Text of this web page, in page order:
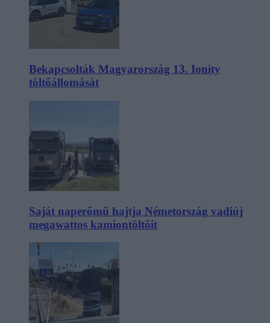
Bekapcsolták Magyarország 13. Ionity
töltőállomását
Saját naperőmű hajtja Németország vadiúj
megawattos kamiontöltőit